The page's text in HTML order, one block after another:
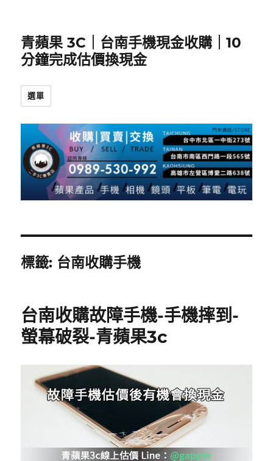
青蘋果 3C｜台南手機現金收購｜10
分鐘完成估價換現金
選單
標籤: 台南收購手機
台南收購故障手機-手機摔到-
螢幕破裂-青蘋果3c